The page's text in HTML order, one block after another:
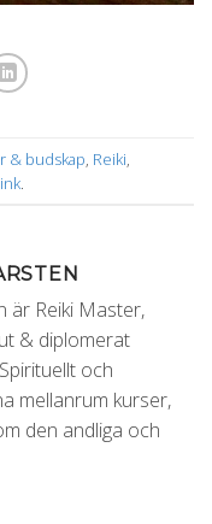
& budskap Reiki
är Reiki Master,
& diplomerat
och
mellanrum kurser,
den andliga och